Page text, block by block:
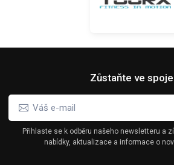
Zůstaňte ve
Přihlaste se k odběru našeho newsletteru a
nabídky, aktualizace a informace o